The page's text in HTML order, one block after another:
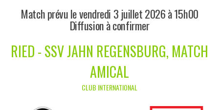
Match prévu le vendredi 3 juillet 2026 à 15h00
Diffusion à confirmer
RIED - SSV JAHN REGENSBURG, MATCH
AMICAL
CLUB INTERNATIONAL